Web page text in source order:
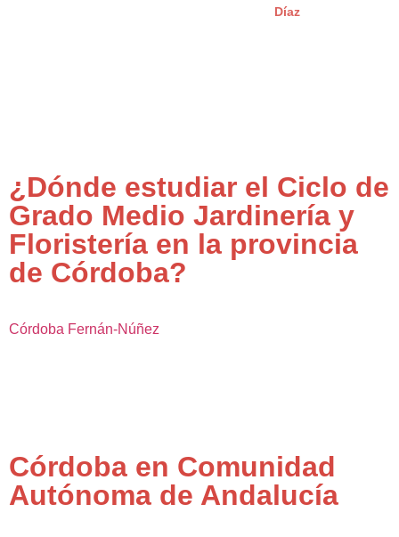
Díaz
¿Dónde estudiar el Ciclo de
Grado Medio Jardinería y
Floristería en la provincia
de Córdoba?
Córdoba Fernán-Núñez
Córdoba en Comunidad
Autónoma de Andalucía